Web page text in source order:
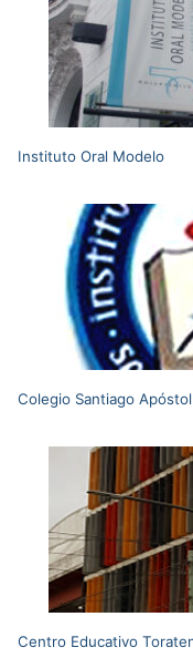
Instituto Oral Modelo
Colegio Santiago Apóstol
Centro Educativo